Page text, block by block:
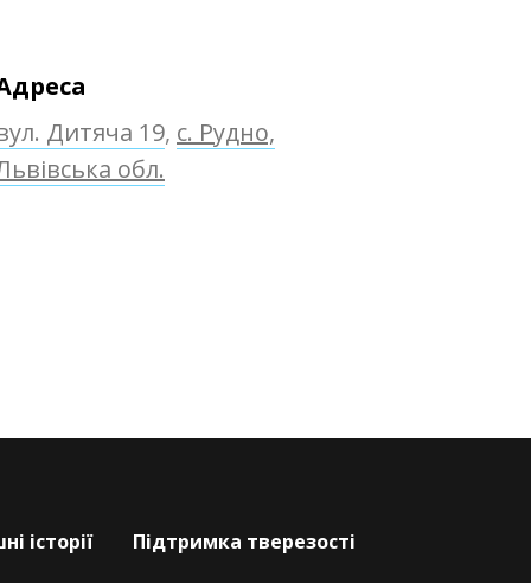
Дитяча 19, с. Рудно,
обл.
історії Підтримка тверезості